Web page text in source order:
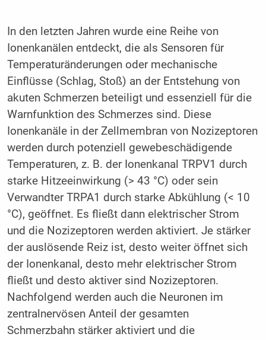
In den letzten Jahren wurde eine Reihe von
Ionenkanälen entdeckt, die als Sensoren für
Temperaturänderungen oder mechanische
Einflüsse (Schlag, Stoß) an der Entstehung von
akuten Schmerzen beteiligt und essenziell für die
Warnfunktion des Schmerzes sind. Diese
Ionenkanäle in der Zellmembran von Nozizeptoren
werden durch potenziell gewebeschädigende
Temperaturen, z. B. der Ionenkanal TRPV1 durch
starke Hitzeeinwirkung (> 43 °C) oder sein
Verwandter TRPA1 durch starke Abkühlung (< 10
°C), geöffnet. Es fließt dann elektrischer Strom
und die Nozizeptoren werden aktiviert. Je stärker
der auslösende Reiz ist, desto weiter öffnet sich
der Ionenkanal, desto mehr elektrischer Strom
fließt und desto aktiver sind Nozizeptoren.
Nachfolgend werden auch die Neuronen im
zentralnervösen Anteil der gesamten
Schmerzbahn stärker aktiviert und die